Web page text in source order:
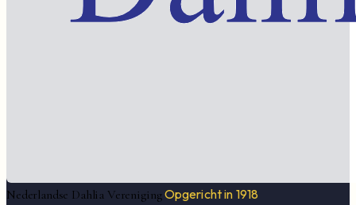
Nederlandse Dahlia VerenigingOpgericht in 1918